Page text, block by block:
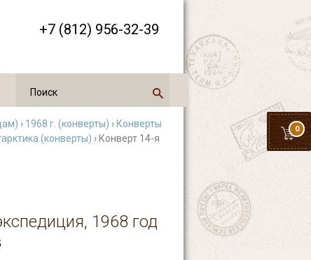
+7 (812) 956-32-39
0
› 1968 г. (конверты) › Конверты
(конверты) › Конверт 14-я
1968 год